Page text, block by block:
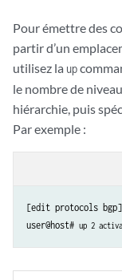
Pour émettre des
partir d’un
utilisez la up
le nombre de
hiérarchie, puis
Par exemple :
[edit protocols bgp]
user@host# up 2